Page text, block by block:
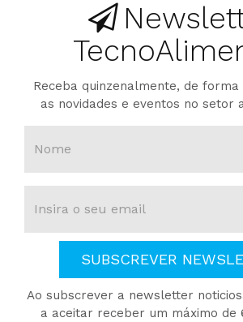
Receba quinzenalmente, de
as novidades e eventos no setor
SUBSCREVER
Ao subscrever a newsletter
a aceitar receber um máximo de